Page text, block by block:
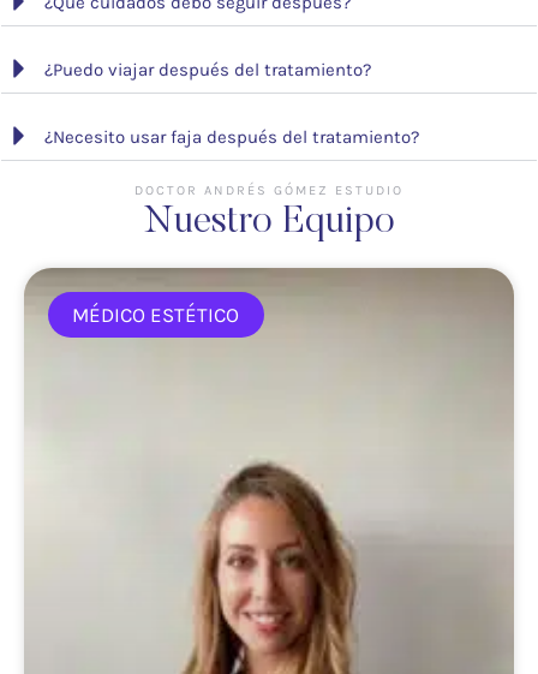
¿Puedo viajar después del tratamiento?
¿Necesito usar faja después del tratamiento?
DOCTOR ANDRÉS GÓMEZ ESTUDIO
Nuestro Equipo
MÉDICO ESTÉTICO